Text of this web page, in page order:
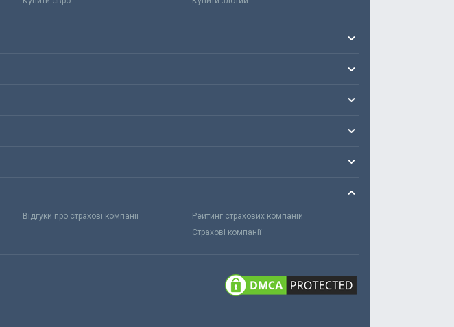
Відгуки про страхові компанії
Рейтинг страхових компаній
Страхові компанії